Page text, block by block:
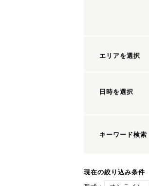
エリアを選択
日時を選択
キーワード検索
現在の絞り込み条件